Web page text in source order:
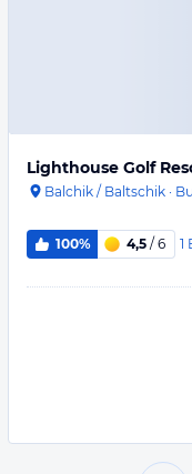
Lighthouse Golf
Balchik / Baltschik ·
100% 4,5 / 6 1